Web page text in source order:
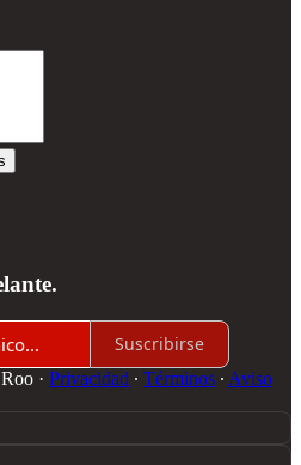
Suscribirse
· Privacidad ∙ Términos ∙ Aviso